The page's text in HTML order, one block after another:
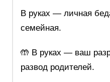
В руках — личная
семейная.
🤲 В руках — ваш
развод родителей.